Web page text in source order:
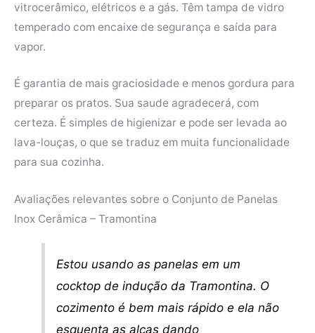
vitrocerâmico, elétricos e a gás. Têm tampa de vidro
temperado com encaixe de segurança e saída para
vapor.
É garantia de mais graciosidade e menos gordura para
preparar os pratos. Sua saude agradecerá, com
certeza. É simples de higienizar e pode ser levada ao
lava-louças, o que se traduz em muita funcionalidade
para sua cozinha.
Avaliações relevantes sobre o Conjunto de Panelas
Inox Cerâmica – Tramontina
Estou usando as panelas em um
cocktop de indução da Tramontina. O
cozimento é bem mais rápido e ela não
esquenta as alças dando